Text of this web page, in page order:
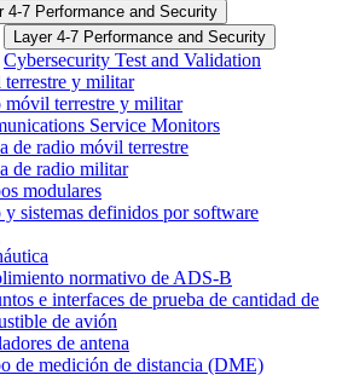
4-7 Performance and Security
Layer 4-7 Performance and Security
Cybersecurity Test and Validation
y militar
móvil terrestre y militar
Service Monitors
de radio móvil terrestre
de radio militar
modulares
y sistemas definidos por software
normativo de ADS-B
e interfaces de prueba de cantidad de
de avión
de antena
de medición de distancia (DME)